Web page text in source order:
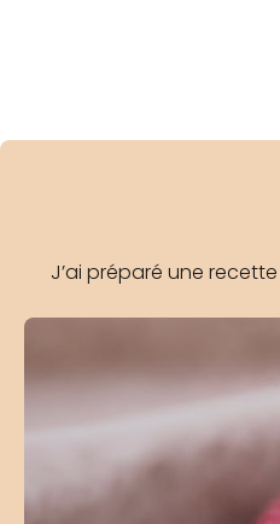
J’ai préparé une